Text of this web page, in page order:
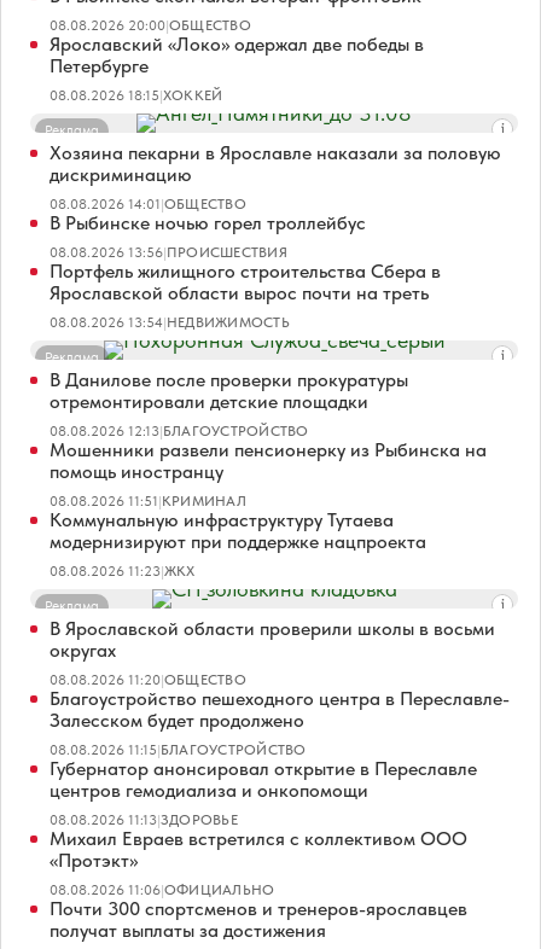
08.08.2026 20:00|ОБЩЕСТВО
Ярославский «Локо» одержал две победы в
Петербурге
08.08.2026 18:15|ХОККЕЙ
Реклама
Хозяина пекарни в Ярославле наказали за половую
дискриминацию
08.08.2026 14:01|ОБЩЕСТВО
В Рыбинске ночью горел троллейбус
08.08.2026 13:56|ПРОИСШЕСТВИЯ
Портфель жилищного строительства Сбера в
Ярославской области вырос почти на треть
08.08.2026 13:54|НЕДВИЖИМОСТЬ
Реклама
В Данилове после проверки прокуратуры
отремонтировали детские площадки
08.08.2026 12:13|БЛАГОУСТРОЙСТВО
Мошенники развели пенсионерку из Рыбинска на
помощь иностранцу
08.08.2026 11:51|КРИМИНАЛ
Коммунальную инфраструктуру Тутаева
модернизируют при поддержке нацпроекта
08.08.2026 11:23|ЖКХ
Реклама
В Ярославской области проверили школы в восьми
округах
08.08.2026 11:20|ОБЩЕСТВО
Благоустройство пешеходного центра в Переславле-
Залесском будет продолжено
08.08.2026 11:15|БЛАГОУСТРОЙСТВО
Губернатор анонсировал открытие в Переславле
центров гемодиализа и онкопомощи
08.08.2026 11:13|ЗДОРОВЬЕ
Михаил Евраев встретился с коллективом ООО
«Протэкт»
08.08.2026 11:06|ОФИЦИАЛЬНО
Почти 300 спортсменов и тренеров-ярославцев
получат выплаты за достижения